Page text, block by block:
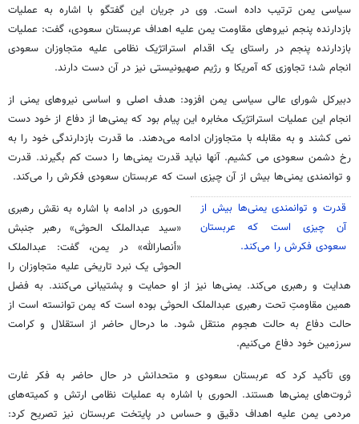
سیاسی یمن ترتیب داده است. وی در جریان این گفتگو با اشاره به عملیات
بازدارنده پنجم نیروهای مقاومت یمن علیه اهداف عربستان سعودی، گفت: عملیات
بازدارنده پنجم در راستای یک اقدام استراتژیک نظامی علیه متجاوزان سعودی
انجام شد؛ تجاوزی که آمریکا و رژیم صهیونیستی نیز در آن دست دارند.
دبیرکل شورای عالی سیاسی یمن افزود: هدف اصلی و اساسی نیروهای یمنی از
انجام این عملیات استراتژیک مخابره این پیام بود که یمنی‌ها از دفاع از خود دست
نمی کشند و به مقابله با متجاوزان ادامه می‌دهند. ما قدرت بازدارندگی خود را به
رخ دشمن سعودی می کشیم. آنها نباید قدرت یمنی‌ها را دست کم بگیرند. قدرت
و توانمندی‌ یمنی‌ها بیش از آن چیزی است که عربستان سعودی فکرش را می‌کند.‌
قدرت و توانمندی‌ یمنی‌ها بیش از
آن چیزی است که عربستان
سعودی فکرش را می‌کند.
الحوری در ادامه با اشاره به نقش رهبری
«سید عبدالملک الحوثی» رهبر جنبش
«أنصارالله» در یمن، گفت: عبدالملک
الحوثی یک نبرد تاریخی علیه متجاوزان را
هدایت و رهبری می‌کند. یمنی‌ها نیز از او حمایت و پشتیبانی می‌کنند. به فضل
همین مقاومتِ تحت رهبری عبدالملک الحوثی بوده است که یمن توانسته است از
حالت دفاع به حالت هجوم منتقل شود. ما درحال حاضر از استقلال و کرامت
سرزمین خود دفاع می‌کنیم.
وی تأکید کرد که عربستان سعودی و متحدانش در حال حاضر به فکر غارت
ثروت‌های یمنی‌ها هستند. الحوری با اشاره به عملیات نظامی ارتش و کمیته‌های
مردمی یمن علیه اهداف دقیق و حساس در پایتخت عربستان نیز تصریح کرد: